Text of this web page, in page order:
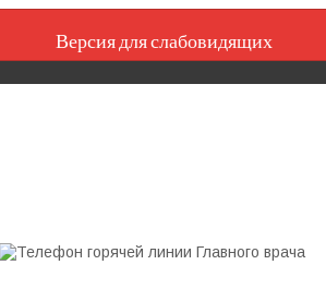
Версия для слабовидящих